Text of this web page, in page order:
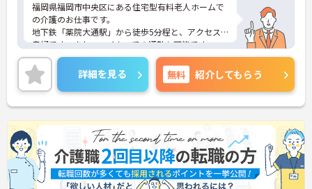
福岡県福岡市中央区にある住宅型有料老人ホームで
の介護のお仕事です。
地下鉄「薬院大通駅」から徒歩5分程と、アクセス
良好です。また、マイカーでの通勤も可能です。
（駐車場自己確保）
九州電力グループが運営する快適性と安全性を備え
た高齢者向けマンションです。豪華でスタイリッシ
ュな空間で気持ちよくお仕事してみませんか？
ご興味がある方は是非一度マイナビまでお問合せ下
さい。更に詳細などお伝えします。
詳細を見る 無料 紹介してもらう